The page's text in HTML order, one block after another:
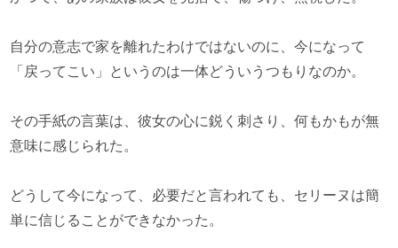
自分の意志で家を離れたわけではないのに、今になって
「戻ってこい」というのは一体どういうつもりなのか。
その手紙の言葉は、彼女の心に鋭く刺さり、何もかもが無
意味に感じられた。
どうして今になって、必要だと言われても、セリーヌは簡
単に信じることができなかった。